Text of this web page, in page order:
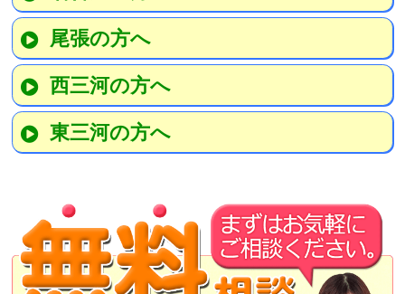
尾張の方へ
西三河の方へ
東三河の方へ